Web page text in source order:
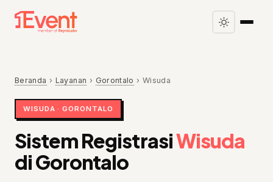
Beranda › Layanan › Gorontalo › Wisuda
WISUDA · GORONTALO
Sistem RegistrasiWisuda
di Gorontalo